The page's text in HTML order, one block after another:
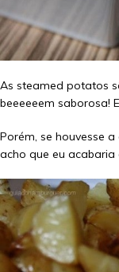
As steamed potatos
beeeeeem saborosa!
Porém, se houvesse
acho que eu